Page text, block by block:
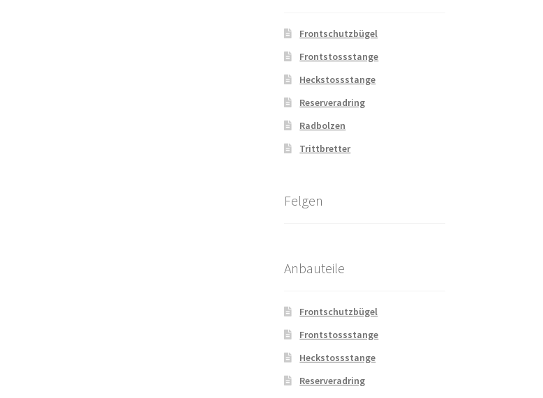
Frontschutzbügel
Frontstossstange
Heckstossstange
Reserveradring
Radbolzen
Trittbretter
Felgen
Anbauteile
Frontschutzbügel
Frontstossstange
Heckstossstange
Reserveradring